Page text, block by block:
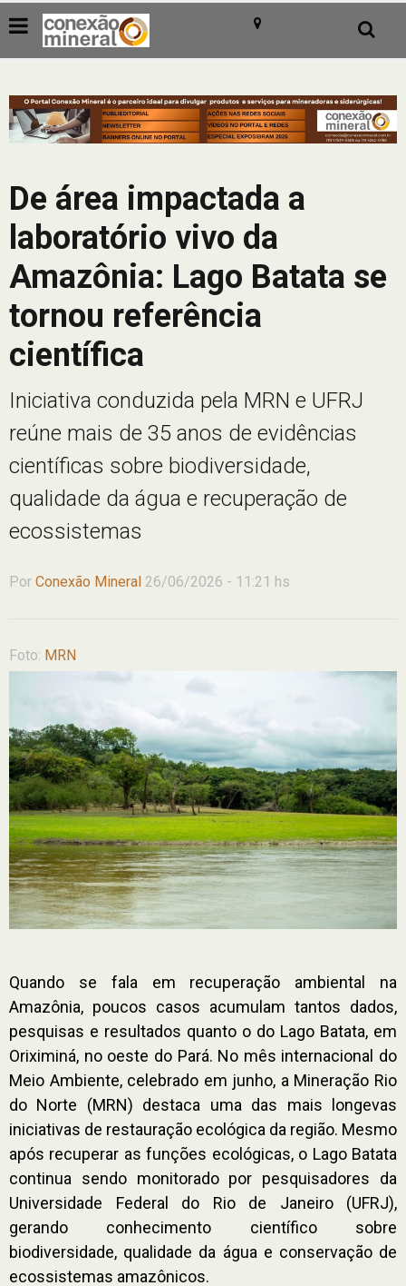
De área impactada a
laboratório vivo da
Amazônia: Lago Batata se
tornou referência
científica
Iniciativa conduzida pela MRN e UFRJ
reúne mais de 35 anos de evidências
científicas sobre biodiversidade,
qualidade da água e recuperação de
ecossistemas
Por Conexão Mineral 26/06/2026 - 11:21 hs
Foto: MRN
Quando se fala em recuperação ambiental na
Amazônia, poucos casos acumulam tantos dados,
pesquisas e resultados quanto o do Lago Batata, em
Oriximiná, no oeste do Pará. No mês internacional do
Meio Ambiente, celebrado em junho, a Mineração Rio
do Norte (MRN) destaca uma das mais longevas
iniciativas de restauração ecológica da região. Mesmo
após recuperar as funções ecológicas, o Lago Batata
continua sendo monitorado por pesquisadores da
Universidade Federal do Rio de Janeiro (UFRJ),
gerando conhecimento científico sobre
biodiversidade, qualidade da água e conservação de
ecossistemas amazônicos.